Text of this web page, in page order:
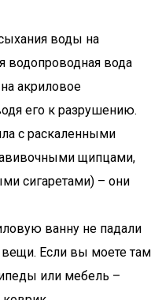
воды на
водопроводная вода
акриловое
его к разрушению.
с раскаленными
щипцами,
сигаретами) – они
ванну не падали
Если вы моете там
или мебель –